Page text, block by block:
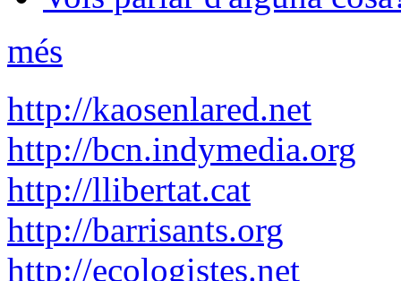
més
http://kaosenlared.net
http://bcn.indymedia.org
http://llibertat.cat
http://barrisants.org
http://ecologistes.net